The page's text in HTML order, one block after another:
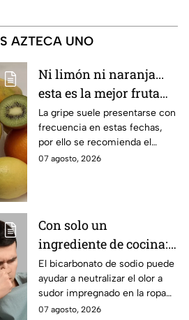
AZTECA UNO
Ni limón ni naranja...
esta es la mejor fruta
para evitar la gripe
La gripe suele presentarse con
frecuencia en estas fechas,
por ello se recomienda el
consumo de ciertas frutas.
07 agosto, 2026
Con solo un
ingrediente de cocina:
elimina el olor a sudor
de las camisetas de
deporte
El bicarbonato de sodio puede
ayudar a neutralizar el olor a
sudor impregnado en la ropa
deportiva cuando se utiliza
07 agosto, 2026